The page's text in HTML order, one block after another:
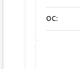
ОС: